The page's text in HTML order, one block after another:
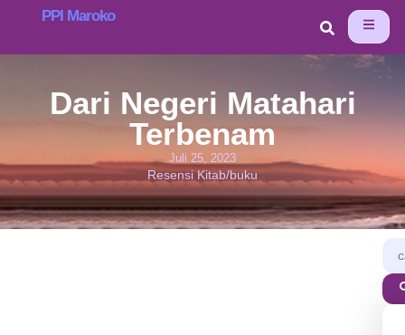
PPI Maroko
Dari Negeri Matahari
Terbenam
Juli 25, 2023
Resensi Kitab/buku